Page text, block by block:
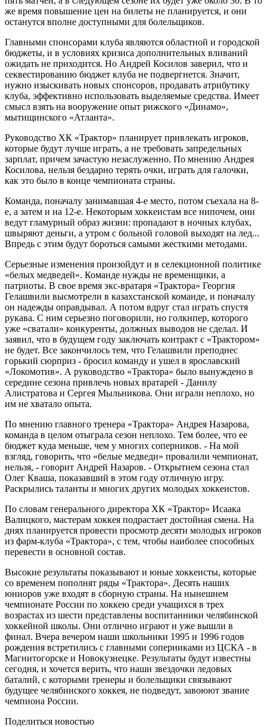
же время повышение цен на билеты не планируется, и они
останутся вполне доступными для болельщиков.
Главными спонсорами клуба являются областной и городской
бюджеты, и в условиях кризиса дополнительных вливаний
ожидать не приходится. Но Андрей Косилов заверил, что и
секвестированию бюджет клуба не подвергнется. Значит,
нужно изыскивать новых спонсоров, продавать атрибутику
клуба, эффективно использовать выделяемые средства. Имеет
смысл взять на вооружение опыт рижского «Динамо»,
мытищинского «Атланта».
Руководство ХК «Трактор» планирует привлекать игроков,
которые будут лучше играть, а не требовать запредельных
зарплат, причем зачастую незаслуженно. По мнению Андрея
Косилова, нельзя бездарно терять очки, играть для галочки,
как это было в конце чемпионата страны.
Команда, поначалу занимавшая 4-е место, потом съехала на 8-
е, а затем и на 12-е. Некоторым хоккеистам все нипочем, они
ведут гламурный образ жизни: пропадают в ночных клубах,
швыряют деньги, а утром с больной головой выходят на лед...
Впредь с этим будут бороться самыми жесткими методами.
Серьезные изменения произойдут и в селекционной политике
«белых медведей». Команде нужды не временщики, а
патриоты. В свое время экс-вратаря «Трактора» Георгия
Гелашвили высмотрели в казахстанской команде, и поначалу
он надежды оправдывал. А потом вдруг стал играть спустя
рукава. С ним серьезно поговорили, но голкипер, которого
уже «сватали» конкуренты, должных выводов не сделал. И
заявил, что в будущем году заключать контракт с «Трактором»
не будет. Все закончилось тем, что Гелашвили преподнес
горький сюрприз - бросил команду и ушел в ярославский
«Локомотив». А руководство «Трактора» было вынуждено в
середине сезона привлечь новых вратарей - Данилу
Алистратова и Сергея Мыльникова. Они играли неплохо, но
им не хватало опыта.
По мнению главного тренера «Трактора» Андрея Назарова,
команда в целом отыграла сезон неплохо. Тем более, что ее
бюджет куда меньше, чем у многих соперников. - На мой
взгляд, говорить, что «белые медведи» провалили чемпионат,
нельзя, - говорит Андрей Назаров. - Открытием сезона стал
Олег Кваша, показавший в этом году отличную игру.
Раскрылись таланты и многих других молодых хоккеистов.
По словам генерального директора ХК «Трактор» Исаака
Валицкого, мастерам хоккея подрастает достойная смена. На
днях планируется провести просмотр десяти молодых игроков
из фарм-клуба «Трактора», с тем, чтобы наиболее способных
перевести в основной состав.
Высокие результаты показывают и юные хоккеисты, которые
со временем пополнят ряды «Трактора». Десять наших
юниоров уже входят в сборную страны. На нынешнем
чемпионате России по хоккею среди учащихся в трех
возрастах из шести представлены воспитанники челябинской
хоккейной школы. Они отлично играют и уже вышли в
финал. Вчера вечером наши школьники 1995 и 1996 годов
рождения встретились с главными соперниками из ЦСКА - в
Магнитогорске и Новокузнецке. Результаты будут известны
сегодня, и хочется верить, что наши звездочки ледовых
баталий, с которыми тренеры и болельщики связывают
будущее челябинского хоккея, не подведут, завоюют звание
чемпиона России.
Поделиться новостью